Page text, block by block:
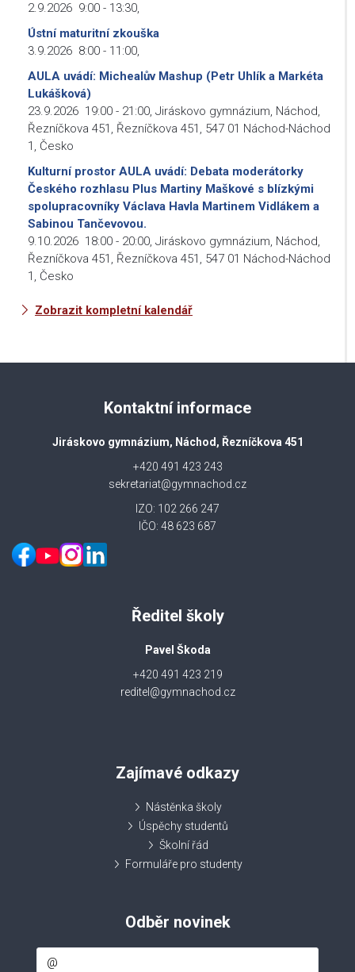
2.9.2026 9:00 - 13:30,
Ústní maturitní zkouška
3.9.2026 8:00 - 11:00,
AULA uvádí: Michealův Mashup (Petr Uhlík a Markéta
Lukášková)
23.9.2026 19:00 - 21:00, Jiráskovo gymnázium, Náchod,
Řezníčkova 451, Řezníčkova 451, 547 01 Náchod-Náchod
1, Česko
Kulturní prostor AULA uvádí: Debata moderátorky
Českého rozhlasu Plus Martiny Maškové s blízkými
spolupracovníky Václava Havla Martinem Vidlákem a
Sabinou Tančevovou.
9.10.2026 18:00 - 20:00, Jiráskovo gymnázium, Náchod,
Řezníčkova 451, Řezníčkova 451, 547 01 Náchod-Náchod
1, Česko
Zobrazit kompletní kalendář
Kontaktní informace
Jiráskovo gymnázium, Náchod, Řezníčkova 451
+420 491 423 243
sekretariat@gymnachod.cz
IZO: 102 266 247
IČO: 48 623 687
Ředitel školy
Pavel Škoda
+420 491 423 219
reditel@gymnachod.cz
Zajímavé odkazy
Nástěnka školy
Úspěchy studentů
Školní řád
Formuláře pro studenty
Odběr novinek